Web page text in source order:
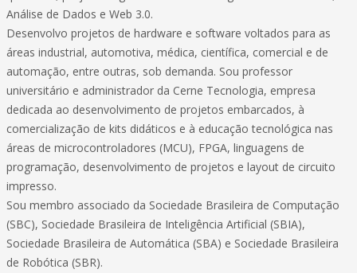
Análise de Dados e Web 3.0.
Desenvolvo projetos de hardware e software voltados para as
áreas industrial, automotiva, médica, científica, comercial e de
automação, entre outras, sob demanda. Sou professor
universitário e administrador da Cerne Tecnologia, empresa
dedicada ao desenvolvimento de projetos embarcados, à
comercialização de kits didáticos e à educação tecnológica nas
áreas de microcontroladores (MCU), FPGA, linguagens de
programação, desenvolvimento de projetos e layout de circuito
impresso.
Sou membro associado da Sociedade Brasileira de Computação
(SBC), Sociedade Brasileira de Inteligência Artificial (SBIA),
Sociedade Brasileira de Automática (SBA) e Sociedade Brasileira
de Robótica (SBR).